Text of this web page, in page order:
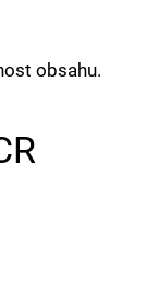
obsahu.